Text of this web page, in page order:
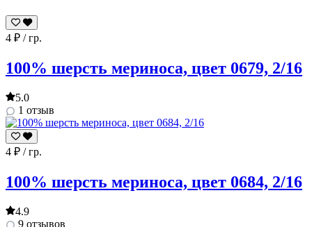
4 ₽ / гр.
100% шерсть мериноса, цвет 0679, 2/16
5.0
1 отзыв
4 ₽ / гр.
100% шерсть мериноса, цвет 0684, 2/16
4.9
9 отзывов